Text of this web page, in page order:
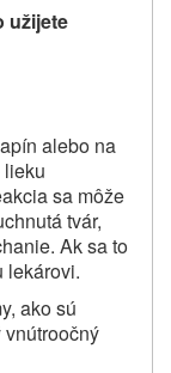
užijete
alebo na
sa môže
tvár,
Ak sa to
lekárovi.
ako sú